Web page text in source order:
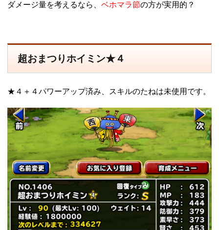
ダメージ量を考えるなら、 ベホマラ節の方が実用的？
超おまつりホイミン★４
★４＋４パワーアップ済み、スキルのたねは未使用です。